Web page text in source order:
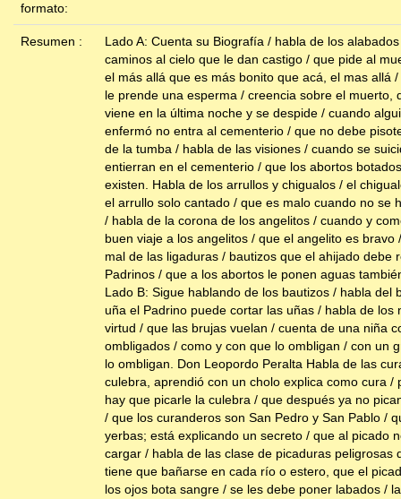
formato:
Resumen :
Lado A: Cuenta su Biografía / habla de los
caminos al cielo que le dan castigo / que pide al
el más allá que es más bonito que acá, el mas allá
le prende una esperma / creencia sobre el muerto,
viene en la última noche y se despide / cuando
enfermó no entra al cementerio / que no debe
de la tumba / habla de las visiones / cuando se
entierran en el cementerio / que los abortos
existen. Habla de los arrullos y chigualos / el
el arrullo solo cantado / que es malo cuando no se
/ habla de la corona de los angelitos / cuando y
buen viaje a los angelitos / que el angelito es bravo
mal de las ligaduras / bautizos que el ahijado debe
Padrinos / que a los abortos le ponen aguas
Lado B: Sigue hablando de los bautizos / habla del
uña el Padrino puede cortar las uñas / habla de los
virtud / que las brujas vuelan / cuenta de una niña
ombligados / como y con que lo ombligan / con un
lo ombligan. Don Leopordo Peralta Habla de las
culebra, aprendió con un cholo explica como cura /
hay que picarle la culebra / que después ya no
/ que los curanderos son San Pedro y San Pablo /
yerbas; está explicando un secreto / que al picado
cargar / habla de las clase de picaduras peligrosas
tiene que bañarse en cada río o estero, que el
los ojos bota sangre / se les debe poner labados /